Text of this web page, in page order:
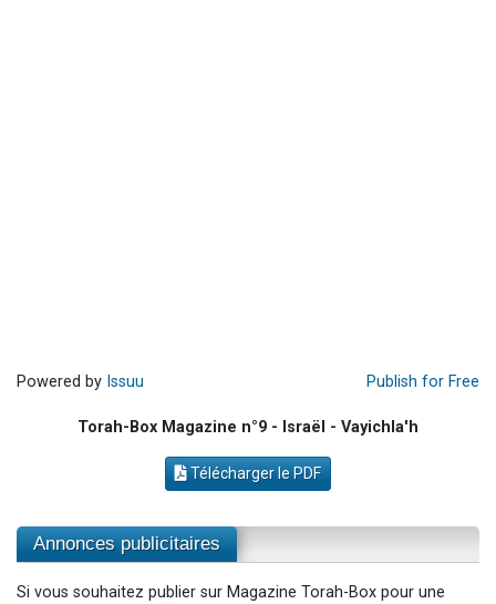
Powered by Issuu Publish for Free
Torah-Box Magazine n°9 - Israël - Vayichla'h
Télécharger le PDF
Annonces publicitaires
Si vous souhaitez publier sur Magazine Torah-Box pour une